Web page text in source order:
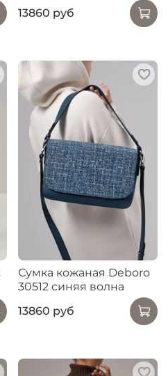
13860 руб
Сумка кожаная Deboro
30512 синяя волна
13860 руб